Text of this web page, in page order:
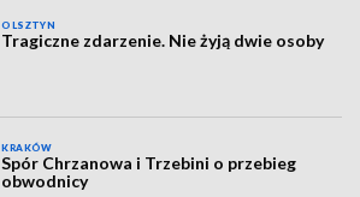
OLSZTYN
Tragiczne zdarzenie. Nie żyją dwie osoby
KRAKÓW
Spór Chrzanowa i Trzebini o przebieg
obwodnicy